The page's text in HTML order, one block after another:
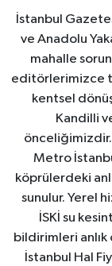
İstanbul
ve Anadolu
mahalle
editörlerimizce
kentsel
Kandilli
önceliğimizdir.
Metro
köprülerdeki
sunulur. Yerel
İSKİ su
bildirimleri anlık
İstanbul Hal